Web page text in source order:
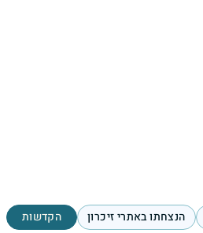
הנצחתו באתרי זיכרון הקדשות